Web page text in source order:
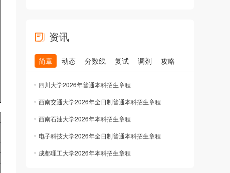
资讯
简章 动态 分数线 复试 调剂 攻略
四川大学2026年普通本科招生章程
西南交通大学2026年全日制普通本科招生章程
西南石油大学2026年本科招生章程
电子科技大学2026年全日制普通本科招生章程
成都理工大学2026年本科招生章程